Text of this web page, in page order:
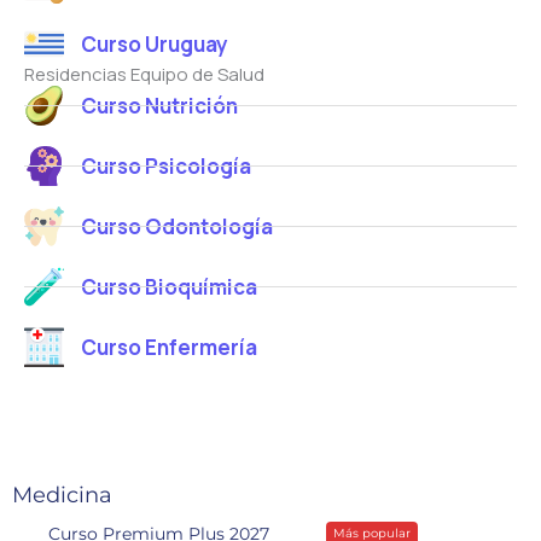
e
o
r
e
o
c
o
*
Curso Uruguay
Residencias Equipo de Salud
Curso Nutrición
Curso Psicología
Curso Odontología
Curso Bioquímica
Curso Enfermería
Medicina
Curso Premium Plus 2027 Más popular